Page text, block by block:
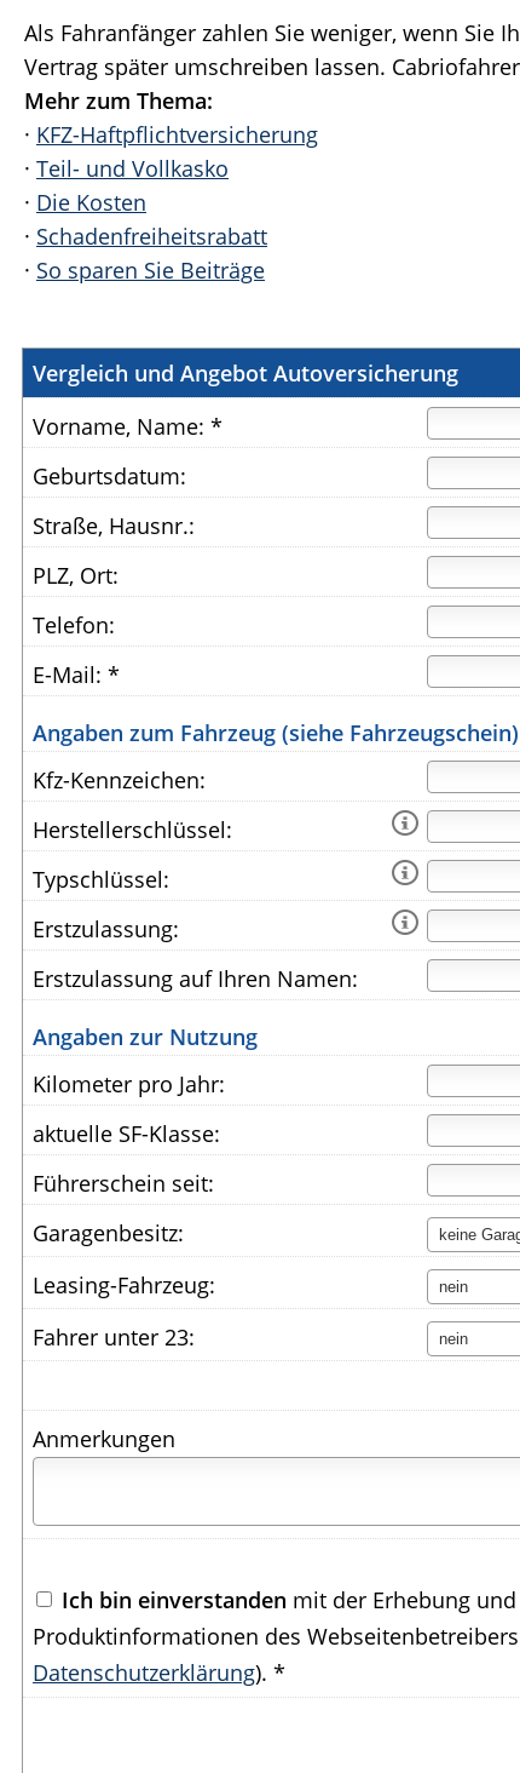
Als Fahranfänger zahlen Sie weniger, wenn Sie
Vertrag später umschreiben lassen.
Mehr zum Thema:
· KFZ-Haftpflichtversicherung
· Teil- und Vollkasko
· Die Kosten
· Schadenfreiheitsrabatt
· So sparen Sie Beiträge
Vergleich und Angebot Autoversicherung
Vorname, Name: *
Geburtsdatum:
Straße, Hausnr.:
PLZ, Ort:
Telefon:
E-Mail: *
Angaben zum Fahrzeug (siehe Fahrzeugschein)
Kfz-Kennzeichen:
Herstellerschlüssel:

Typschlüssel: 
Erstzulassung: 
Erstzulassung auf Ihren Namen:
Angaben zur Nutzung
Kilometer pro Jahr:
aktuelle SF-Klasse:
Führerschein seit:
Garagenbesitz:
Leasing-Fahrzeug:
Fahrer unter 23:
Anmerkungen
Ich bin einverstanden mit der Erhebung
Produktinformationen des
Datenschutzerklärung). *